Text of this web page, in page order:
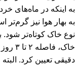
به اینکه در ماه‌های
به بهار هوا نیز
نوع خاک کوتاه‌تر
خاک، فاصله ۲ تا ۳ روز برای
دقیقی تعیین کرد.